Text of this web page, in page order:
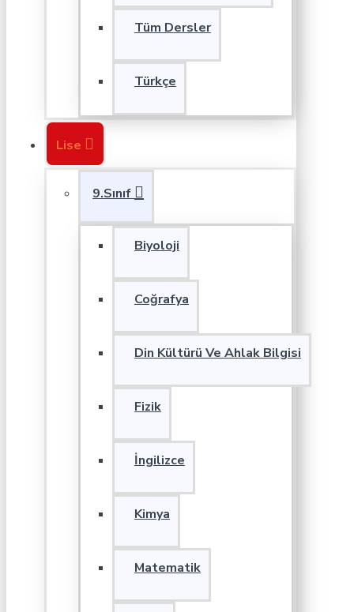
Tüm Dersler
Türkçe
Lise
9.Sınıf
Biyoloji
Coğrafya
Din Kültürü Ve Ahlak Bilgisi
Fizik
İngilizce
Kimya
Matematik